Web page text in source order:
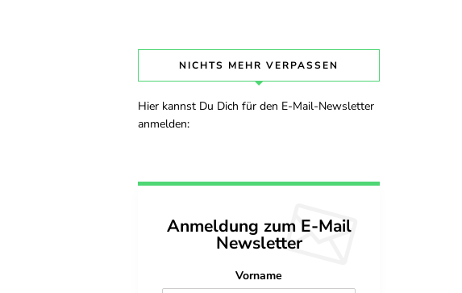
NICHTS MEHR VERPASSEN
Hier kannst Du Dich für den E-Mail-Newsletter
anmelden:
Anmeldung zum E-Mail
Newsletter
Vorname